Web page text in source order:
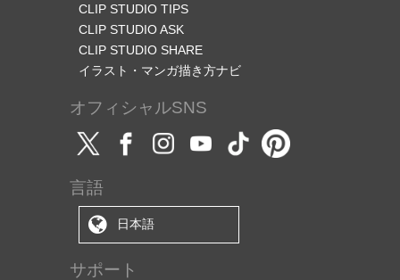
CLIP STUDIO TIPS
CLIP STUDIO ASK
CLIP STUDIO SHARE
イラスト・マンガ描き方ナビ
オフィシャルSNS
言語
日本語
サポート